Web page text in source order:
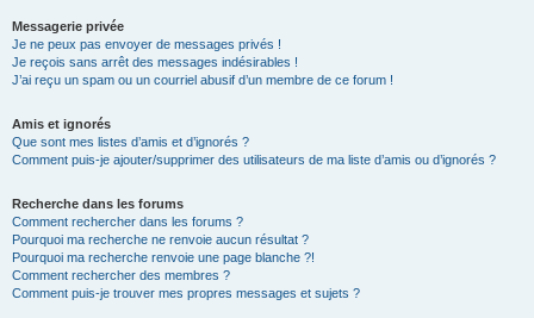
Messagerie privée
Je ne peux pas envoyer de messages privés !
Je reçois sans arrêt des messages indésirables !
J’ai reçu un spam ou un courriel abusif d’un membre de ce forum !
Amis et ignorés
Que sont mes listes d’amis et d’ignorés ?
Comment puis-je ajouter/supprimer des utilisateurs de ma liste d’amis ou d’ignorés ?
Recherche dans les forums
Comment rechercher dans les forums ?
Pourquoi ma recherche ne renvoie aucun résultat ?
Pourquoi ma recherche renvoie une page blanche ?!
Comment rechercher des membres ?
Comment puis-je trouver mes propres messages et sujets ?